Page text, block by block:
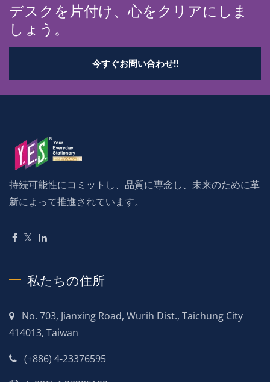
デスクを片付け、心をクリアにしま
しょう。
今すぐお問い合わせ!!
持続可能性にコミットし、品質に専念し、未来のために革
新によって推進されています。
私たちの住所
No. 703, Jianxing Road, Wurih Dist., Taichung City
414013, Taiwan
(+886) 4-23376595